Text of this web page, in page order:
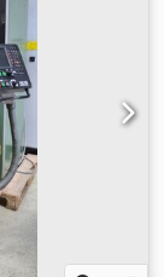
continue
du
X/Y/Z :
>>
>> Système
Accessoires et
Manuel
À propos de